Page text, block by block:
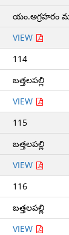
యం.అగ్రహరం
VIEW
114
బత్తలపల్లి
VIEW
115
బత్తలపల్లి
VIEW
116
బత్తలపల్లి
VIEW